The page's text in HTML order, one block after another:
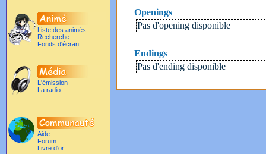
Liste des animés
Recherche
Fonds d'écran
L'émission
La radio
Aide
Forum
Livre d'or
Openings
Pas d'opening disponible
Endings
Pas d'ending disponible